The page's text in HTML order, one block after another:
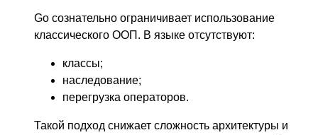
Go сознательно ограничивает использование
классического ООП. В языке отсутствуют:
классы;
наследование;
перегрузка операторов.
Такой подход снижает сложность архитектуры и